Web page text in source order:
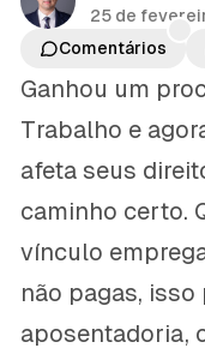
25 de
Comentários
Ganhou um
Trabalho e
afeta seus
caminho certo.
vínculo
não pagas,
aposentadoria,